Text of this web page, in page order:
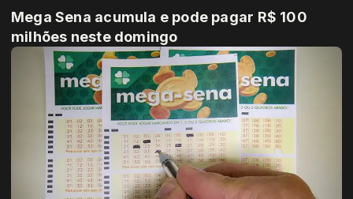
Mega Sena acumula e pode pagar R$ 100
milhões neste domingo